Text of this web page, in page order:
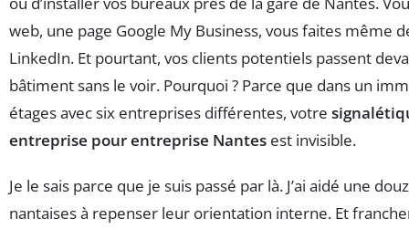
web, une page Google My Business, vous faites même
LinkedIn. Et pourtant, vos clients potentiels passent
bâtiment sans le voir. Pourquoi ? Parce que dans un
étages avec six entreprises différentes, votre
entreprise pour entreprise Nantes est invisible.
Je le sais parce que je suis passé par là. J’ai aidé une
nantaises à repenser leur orientation interne. Et